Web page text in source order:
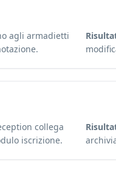
agli armadietti
collega
iscrizione.